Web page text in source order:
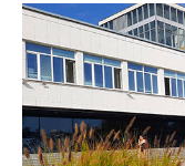
областта на история
инструменти за
актуалните проблеми.